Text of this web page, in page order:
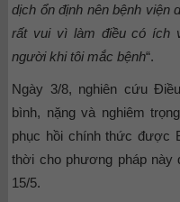
dịch ổn định nên bệnh viện
rất vui vì làm điều có ích
người khi tôi mắc bệnh“.
Ngày 3/8, nghiên cứu
bình, nặng và nghiêm
phục hồi chính thức được
thời cho phương pháp
15/5.